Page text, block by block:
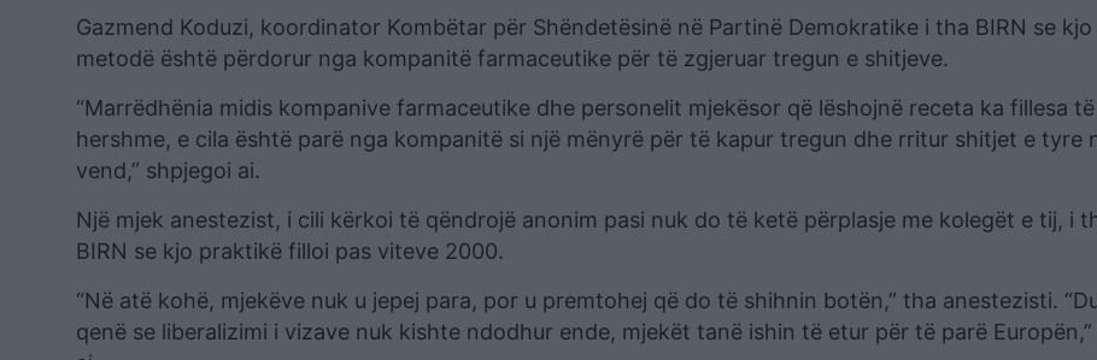
Gazmend Koduzi, koordinator Kombëtar për Shëndetësinë në Partinë Demokratike i tha BIRN se kjo
metodë është përdorur nga kompanitë farmaceutike për të zgjeruar tregun e shitjeve.
“Marrëdhënia midis kompanive farmaceutike dhe personelit mjekësor që lëshojnë receta ka fillesa të
hershme, e cila është parë nga kompanitë si një mënyrë për të kapur tregun dhe rritur shitjet e tyre
vend,” shpjegoi ai.
Një mjek anestezist, i cili kërkoi të qëndrojë anonim pasi nuk do të ketë përplasje me kolegët e tij, i
BIRN se kjo praktikë filloi pas viteve 2000.
“Në atë kohë, mjekëve nuk u jepej para, por u premtohej që do të shihnin botën,” tha anestezisti.
qenë se liberalizimi i vizave nuk kishte ndodhur ende, mjekët tanë ishin të etur për të parë